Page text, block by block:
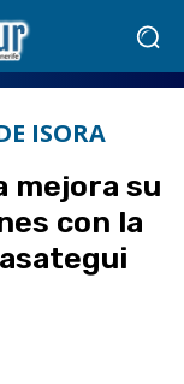
ISORA
mejora su
con la